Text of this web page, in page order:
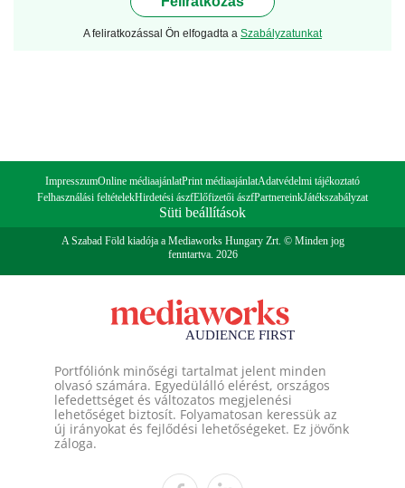
A feliratkozással Ön elfogadta a Szabályzatunkat
ImpresszumOnline médiaajánlatPrint médiaajánlatAdatvédelmi tájékoztató
Felhasználási feltételekHirdetési ászfElőfizetői ászfPartnereinkJátékszabályzat
Süti beállítások
A Szabad Föld kiadója a Mediaworks Hungary Zrt. © Minden jog
fenntartva. 2026
Portfóliónk minőségi tartalmat jelent minden
olvasó számára. Egyedülálló elérést, országos
lefedettséget és változatos megjelenési
lehetőséget biztosít. Folyamatosan keressük az
új irányokat és fejlődési lehetőségeket. Ez jövőnk
záloga.